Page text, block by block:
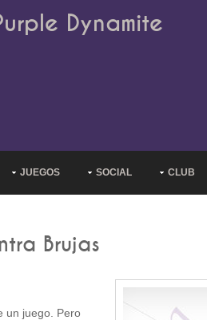
Dynamite
JUEGOS SOCIAL CLUB
Brujas
un juego. Pero